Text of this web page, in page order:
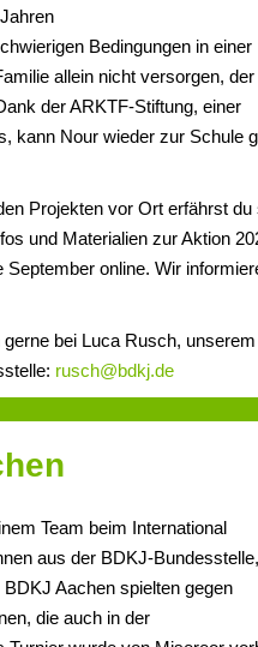
Bedingungen in einer
allein nicht versorgen, der
der ARKTF-Stiftung, einer
kann Nour wieder zur Schule
Projekten vor Ort erfährst du
und Materialien zur Aktion
online. Wir
bei Luca Rusch, unserem
rusch@bdkj.de
Team beim International
aus der BDKJ-
Aachen spielten gegen
die auch in der